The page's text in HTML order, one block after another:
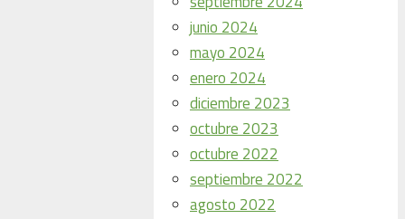
junio 2024
mayo 2024
enero 2024
diciembre 2023
octubre 2023
octubre 2022
septiembre 2022
agosto 2022